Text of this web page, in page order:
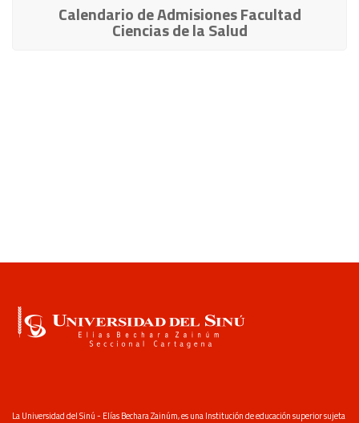
Calendario de Admisiones Facultad
Ciencias de la Salud
La Universidad del Sinú - Elías Bechara Zainúm, es una Institución de educación superior sujeta